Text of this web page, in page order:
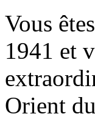
Vous
1941 et
Orient